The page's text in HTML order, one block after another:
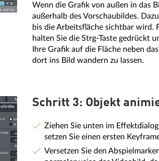
Wenn die Grafik von außen in das
außerhalb des Vorschaubildes.
bis die Arbeitsfläche sichtbar wird.
halten Sie die Strg-Taste gedrückt
Ihre Grafik auf die Fläche neben
dort ins Bild wandern zu lassen.
Schritt 3: Objekt
Ziehen Sie unten im
setzen Sie einen ersten
Versetzen Sie den